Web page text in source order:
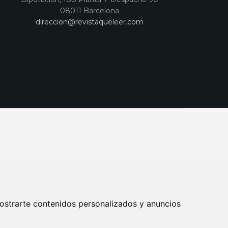
contenidos personalizados y anuncios
08011 Barcelona
direccion@revistaqueleer.com